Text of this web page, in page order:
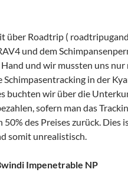
über Roadtrip (
und dem
und wir mussten uns nur
Schimpasentracking in der
buchten wir über die
sofern man das
des Preises zurück. Dies
somit unrealistisch.
Impenetrable NP